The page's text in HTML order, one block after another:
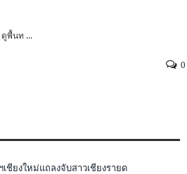
ดูพื้นท ...
0
ชียงใหม่แถลงจับสาวเชียงรายด